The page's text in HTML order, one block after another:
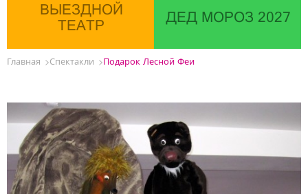
ВЫЕЗДНОЙ
ТЕАТР
ДЕД МОРОЗ 2027
Главная Спектакли Подарок Лесной Феи